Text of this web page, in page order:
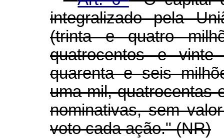
integralizado pela
(trinta e quatro
quatrocentos e
quarenta e seis
uma mil, quatrocentas
nominativas, sem
voto cada ação." (NR)